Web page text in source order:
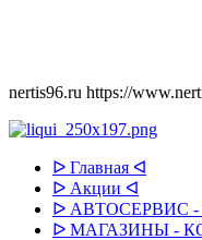
nertis96.ru https://
ᐅ Главная ᐊ
ᐅ Акции ᐊ
ᐅ АВТОСЕРВИС
ᐅ МАГАЗИНЫ -